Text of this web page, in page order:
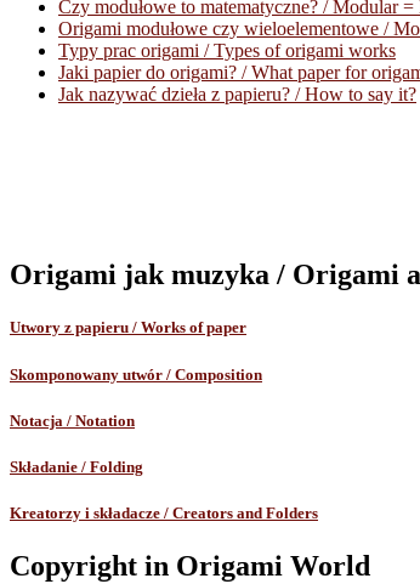
Czy modułowe to matematyczne? / Modular =
Origami modułowe czy wieloelementowe /
Typy prac origami / Types of origami works
Jaki papier do origami? / What paper for
Jak nazywać dzieła z papieru? / How to say it?
Origami jak muzyka / Origami
Utwory z papieru / Works of paper
Skomponowany utwór / Composition
Notacja / Notation
Składanie / Folding
Kreatorzy i składacze / Creators and Folders
Copyright in Origami World